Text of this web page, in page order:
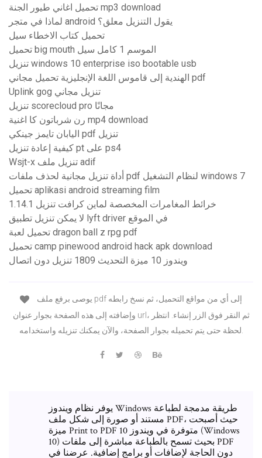
تحميل اغاني طيور الجنة mp3 download
لماذا في متجر android يقول التنزيل معلق؟
تحميل كتاب الاخطاء سيل
تحميل big mouth الموسم 1 كامل سيل
تنزيل windows 10 enterprise iso bootable usb
الهندية إلى قاموس اللغة الإنجليزية تحميل مجاني pdf
Uplink gog تنزيل مجاني
تنزيل scorecloud pro مجانًا
رن شرباتون كا اغنية mp4 download
اليابان تايمز جينكي pdf تنزيل
كيفية إعادة تنزيل pt على ps4
Wsjt-x تنزيل ملف adif
أداة تنزيل مجانية لحذف ملفات pdf لنظام التشغيل windows 7
تحميل aplikasi android streaming film
خرائط المغامرات المخصصة لماين كرافت تنزيل 1.14.1
لا يمكن تنزيل تطبيق lyft driver في الموقع
تحميل لعبة dragon ball z rpg pdf
تحميل camp pinewood android hack apk download
ويندوز 10 ميزة التحديث 1809 تنزيل دون اتصال
وإضافته إلى هذه الصفحة بجوار عنوان url، ثم النقر فوق الزر إنشاء. انتظر
يوفر نظام ويندوز Windows طريقة مدمجة لطباعة
مستند أو صورة إلى شكل ملف PDF، حيث أصبحت
ميزة Print to PDF متوفرة في ويندوز 10 (Windows
10) بحيث تسمح بالطباعة مباشرة إلى ملفات PDF
دون الحاجة لإضافات أو برامج إضافية. عرضنا في